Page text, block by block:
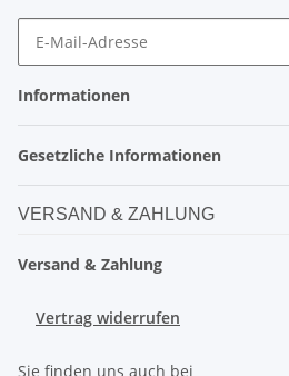
Informationen
Gesetzliche Informationen
VERSAND & ZAHLUNG
Versand & Zahlung
Vertrag widerrufen
Sie finden uns auch bei